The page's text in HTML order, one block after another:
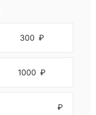
300 ₽
1000 ₽
₽